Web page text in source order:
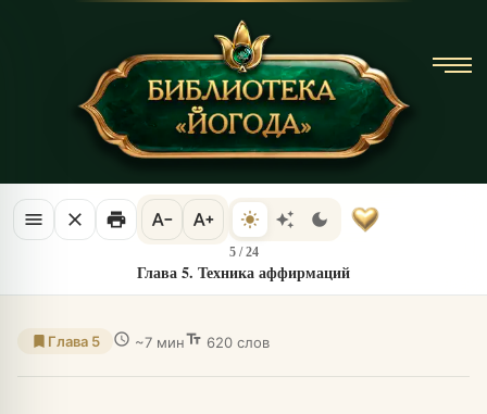
menu
5/24
Глава 5. Техника аффирмаций
close print text_decrease text_increase light_mode auto_awesome dark_mode
bookmark Глава 5 schedule ~7 минtext_fields 620 слов